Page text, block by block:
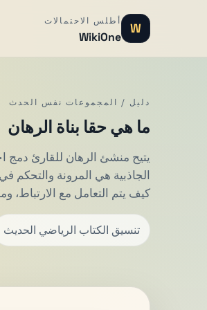
W أطلس الاحتمالات
WikiOne
دليل / المجموعات نفس الحدث
ما هي حقا بناة الرهان
يتيح منشئ الرهان للقارئ
الجاذبية هي المرونة والتحكم
كيف يتم التعامل مع الارتباط،
تنسيق الكتاب الرياضي الحديث